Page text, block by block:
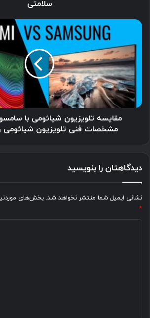
سلامتی
مقایسه
شیائومی
سامسونگ
بررسی
مشخصات
فنی
تلویزیونمقایسه تلویزیون شیائومی با
مشخصات فنی تلویزیون
دیدگاهتان را بنویسید
نشانی ایمیل شما منتشر نخواهد شد. بخش‌های
*